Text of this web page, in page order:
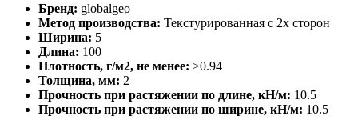
Бренд: globalgeo
Метод производства: Текстурированная с 2х сторон
Ширина: 5
Длина: 100
Плотность, г/м2, не менее: ≥0.94
Толщина, мм: 2
Прочность при растяжении по длине, кН/м: 10.5
Прочность при растяжении по ширине, кН/м: 10.5